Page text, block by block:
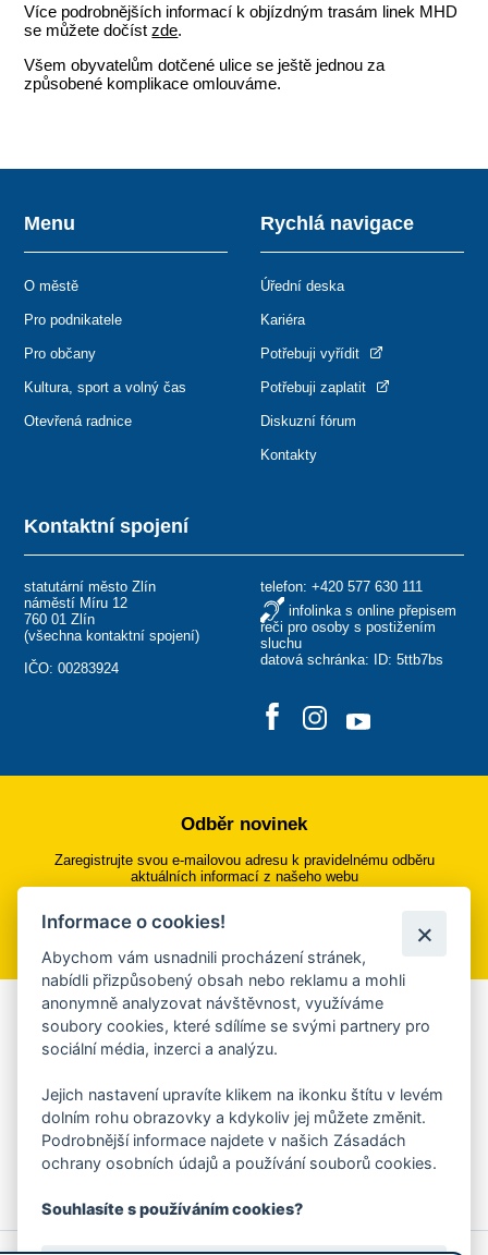
Více podrobnějších informací k objízdným trasám linek MHD
se můžete dočístzde.
Všem obyvatelům dotčené ulice se ještě jednou za
způsobené komplikace omlouváme.
Kontaktní spojení
statutární město Zlín
náměstí Míru 12
760 01 Zlín
(všechna kontaktní spojení)
IČO: 00283924
telefon: +420 577 630 111
infolinka s online přepisem
řeči pro osoby s postižením
sluchu
datová schránka: ID: 5ttb7bs
Menu
O městě
Pro podnikatele
Pro občany
Kultura, sport a volný čas
Otevřená radnice
Rychlá navigace
Úřední deska
Kariéra
Potřebuji vyřídit
Potřebuji zaplatit
Diskuzní fórum
Kontakty
Odběr novinek
Zaregistrujte svou e-mailovou adresu k pravidelnému odběru
aktuálních informací z našeho webu
Přihlásit se k odběru
Aplikace Mobilní rozhlas
Chcete dostávat do svého mobilu či mailu upozornění na
ankety, pozvánky na kulturní a sportovní akce?
Více informací o aplikaci
Informace o cookies!
Abychom vám usnadnili procházení stránek,
nabídli přizpůsobený obsah nebo reklamu a mohli
anonymně analyzovat návštěvnost, využíváme
soubory cookies, které sdílíme se svými partnery pro
sociální média, inzerci a analýzu.
Jejich nastavení upravíte klikem na ikonku štítu v levém
dolním rohu obrazovky a kdykoliv jej můžete změnit.
Podrobnější informace najdete v našich Zásadách
ochrany osobních údajů a používání souborů cookies.
Souhlasíte s používáním cookies?